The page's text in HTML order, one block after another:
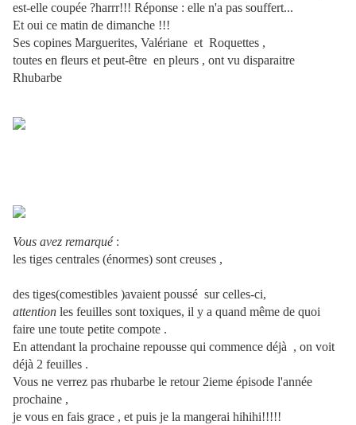
est-elle coupée ?harrr!!! Réponse : elle n'a pas souffert...
Et oui ce matin de dimanche !!!
Ses copines Marguerites, Valériane et Roquettes ,
toutes en fleurs et peut-être en pleurs , ont vu disparaitre
Rhubarbe
Vous avez remarqué:
les tiges centrales (énormes) sont creuses ,
des tiges(comestibles )avaient poussé sur celles-ci,
attention les feuilles sont toxiques, il y a quand même de quoi
faire une toute petite compote .
En attendant la prochaine repousse qui commence déjà , on voit
déjà 2 feuilles .
Vous ne verrez pas rhubarbe le retour 2ieme épisode l'année
prochaine ,
je vous en fais grace , et puis je la mangerai hihihi!!!!!